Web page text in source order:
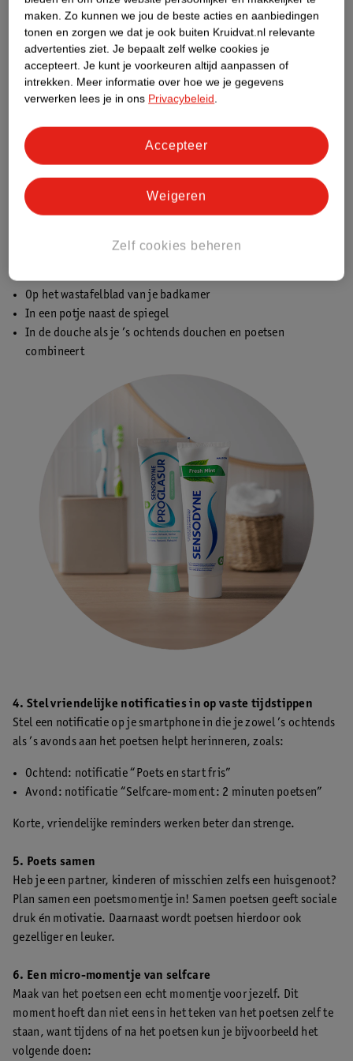
2. Gebruik een poetswekker
Zeker weten dat je lang genoeg poetst? Zet een 2-minuten timer
via:
Je elektrische tandenborstel (sommige hebben een
ingebouwde timer)
Een kookwekker
Zo hoef je niet te twijfelen of je lang genoeg hebt gepoetst; je
bent klaar als de timer afgaat.
Als je iets ziet, vergeet je het minder snel. Leg je tandenborstel
Op het wastafelblad van je badkamer
In een potje naast de spiegel
In de douche als je ’s ochtends douchen en poetsen
combineert
4. Stel vriendelijke notificaties in op vaste tijdstippen
Stel een notificatie op je smartphone in die je zowel ’s ochtends
als ’s avonds aan het poetsen helpt herinneren, zoals:
Ochtend: notificatie “Poets en start fris”
Avond: notificatie “Selfcare-moment: 2 minuten poetsen”
Korte, vriendelijke reminders werken beter dan strenge.
5. Poets samen
Heb je een partner, kinderen of misschien zelfs een huisgenoot?
Plan samen een poetsmomentje in! Samen poetsen geeft sociale
druk én motivatie. Daarnaast wordt poetsen hierdoor ook
gezelliger en leuker.
6. Een micro-momentje van selfcare
Maak van het poetsen een echt momentje voor jezelf. Dit
moment hoeft dan niet eens in het teken van het poetsen zelf te
staan, want tijdens of na het poetsen kun je bijvoorbeeld het
volgende doen:
maken. Zo kunnen we jou de beste acties en aanbiedingen
tonen en zorgen we dat je ook buiten Kruidvat.nl relevante
advertenties ziet. Je bepaalt zelf welke cookies je
accepteert. Je kunt je voorkeuren altijd aanpassen of
intrekken. Meer informatie over hoe we je gegevens
verwerken lees je in ons Privacybeleid.
Zelf cookies beheren
Weigeren
Accepteer